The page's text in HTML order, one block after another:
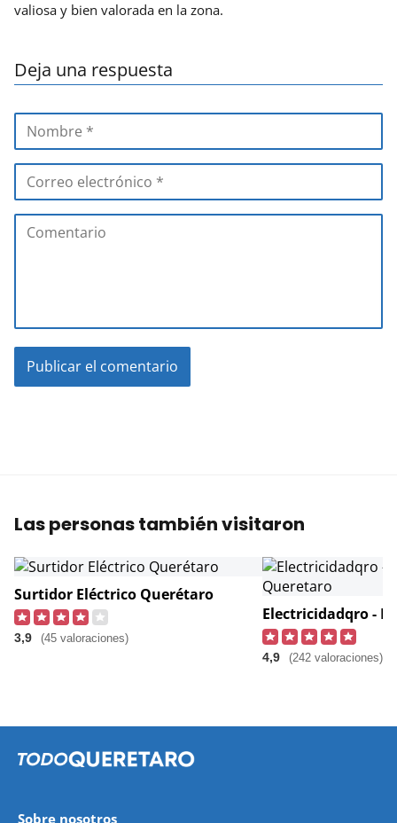
valiosa y bien valorada en la zona.
Deja una respuesta
Las personas también visitaron
Surtidor Eléctrico Querétaro
3,9 (45 valoraciones)
4,9 (242 valoraciones)
Sobre nosotros